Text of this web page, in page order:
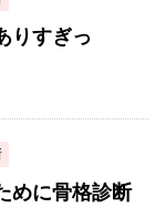
りすぎっ
めに骨格診断